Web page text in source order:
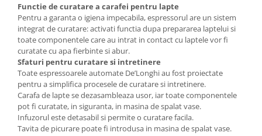
Functie de curatare a carafei pentru lapte
Pentru a garanta o igiena impecabila, espressorul are un sistem
integrat de curatare: activati functia dupa prepararea laptelui si
toate componentele care au intrat in contact cu laptele vor fi
curatate cu apa fierbinte si abur.
Sfaturi pentru curatare si intretinere
Toate espressoarele automate De’Longhi au fost proiectate
pentru a simplifica procesele de curatare si intretinere.
Carafa de lapte se dezasambleaza usor, iar toate componentele
pot fi curatate, in siguranta, in masina de spalat vase.
Infuzorul este detasabil si permite o curatare facila.
Tavita de picurare poate fi introdusa in masina de spalat vase.